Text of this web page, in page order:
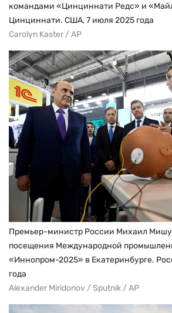
командами «Цинциннати Редс» и
Цинциннати. США, 7 июля 2025 года
Carolyn Kaster / AP
Премьер-министр России Михаил
посещения Международной
«Иннопром-2025» в Екатеринбурге.
года
Alexander Miridonov / Sputnik / AP